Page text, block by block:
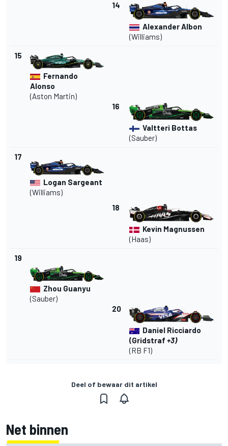
14
Alexander Albon
(Williams)
15
Fernando
Alonso
(Aston Martin)
16
Valtteri Bottas
(Sauber)
17
Logan Sargeant
(Williams)
18
Kevin Magnussen
(Haas)
19
Zhou Guanyu
(Sauber)
20
Daniel Ricciardo
(Gridstraf +3)
(RB F1)
Deel of bewaar dit artikel
Net binnen